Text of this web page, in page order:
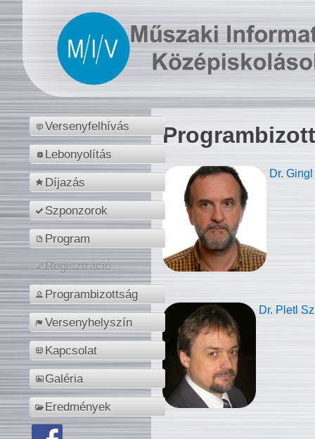
Versenyfelhívás
Lebonyolítás
Díjazás
Szponzorok
Program
Regisztráció
Programbizottság
Versenyhelyszín
Kapcsolat
Galéria
Eredmények
Dr.
Dr. Pletl